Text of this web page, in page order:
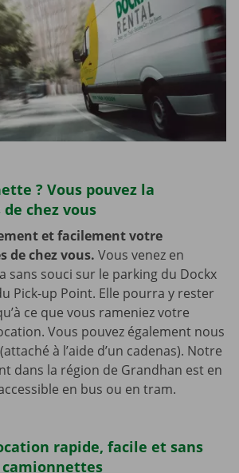
? Vous pouvez la
chez vous
et facilement votre
de chez vous. Vous venez en
sans souci sur le parking du Dockx
Pick-up Point. Elle pourra y rester
ce que vous rameniez votre
Vous pouvez également nous
à l’aide d’un cadenas). Notre
dans la région de Grandhan est en
en bus ou en tram.
rapide, facile et sans